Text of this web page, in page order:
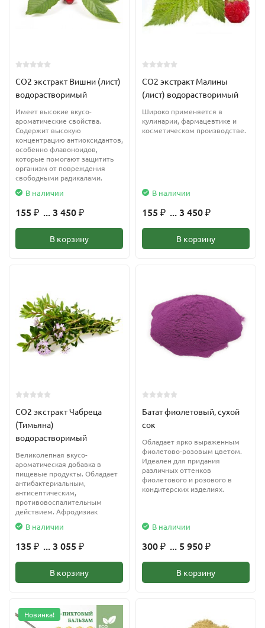
CО2 экстракт Вишни (лист)
водорастворимый
Имеет высокие вкусо-
ароматические свойства.
Содержит высокую
концентрацию антиоксидантов,
особенно флавоноидов,
которые помогают защитить
организм от повреждения
свободными радикалами.
В наличии
155 ₽ ... 3 450 ₽
В корзину
CО2 экстракт Малины
(лист) водорастворимый
Широко применяется в
кулинарии, фармацевтике и
косметическом производстве.
В наличии
155 ₽ ... 3 450 ₽
В корзину
CО2 экстракт Чабреца
(Тимьяна)
водорастворимый
Великолепная вкусо-
ароматическая добавка в
пищевые продукты. Обладает
антибактериальным,
антисептическим,
противовоспалительным
действием. Афродизиак
В наличии
135 ₽ ... 3 055 ₽
В корзину
Батат фиолетовый, сухой
сок
Обладает ярко выраженным
фиолетово-розовым цветом.
Идеален для придания
различных оттенков
фиолетового и розового в
кондитерских изделиях.
В наличии
300 ₽ ... 5 950 ₽
В корзину
Новинка!